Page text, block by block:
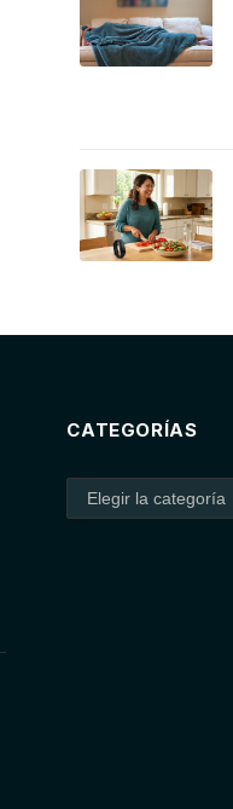
CATEGORÍAS